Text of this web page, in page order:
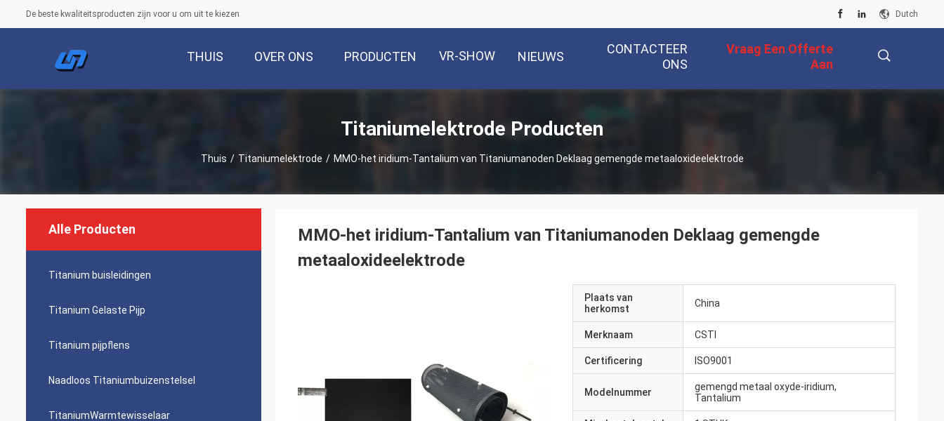
De beste kwaliteitsproducten zijn voor u om uit te kiezen Dutch
THUIS OVER ONS PRODUCTEN VR-SHOW NIEUWS
CONTACTEER
ONS
Vraag Een Offerte
Aan
Titaniumelektrode Producten
Thuis / Titaniumelektrode / MMO-het iridium-Tantalium van Titaniumanoden Deklaag gemengde metaaloxideelektrode
Alle Producten
Titanium buisleidingen
Titanium Gelaste Pijp
Titanium pijpflens
Naadloos Titaniumbuizenstelsel
TitaniumWarmtewisselaar
MMO-het iridium-Tantalium van Titaniumanoden Deklaag gemengde
metaaloxideelektrode
Plaats van
herkomst
China
Merknaam CSTI
Certificering ISO9001
Modelnummer
gemengd metaal oxyde-iridium,
Tantalium